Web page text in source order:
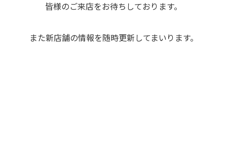
皆様のご来店をお待ちしております。
また新店舗の情報を随時更新してまいります。